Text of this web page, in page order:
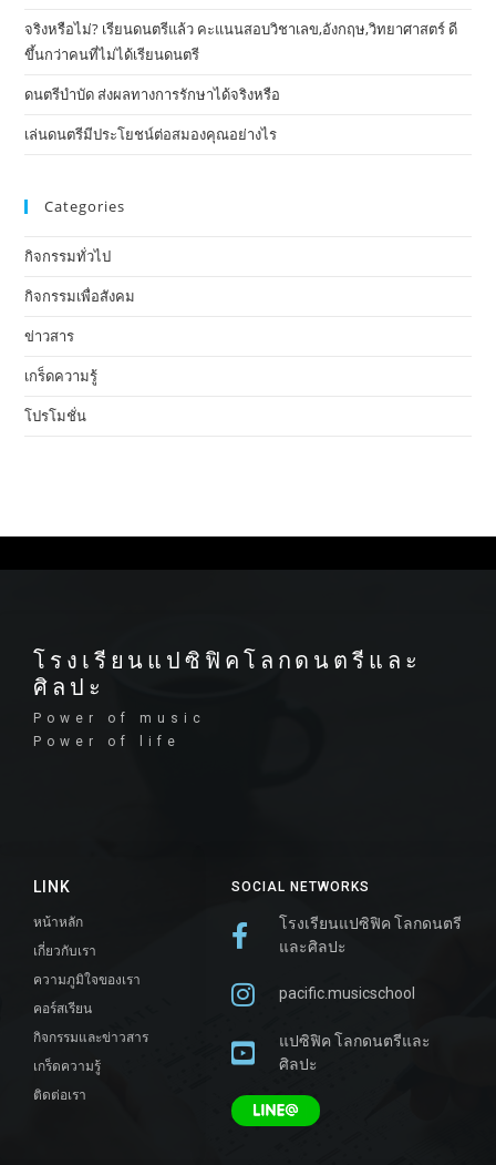
จริงหรือไม่? เรียนดนตรีแล้ว คะแนนสอบวิชาเลข,อังกฤษ,วิทยาศาสตร์ ดี
ขึ้นกว่าคนที่ไม่ได้เรียนดนตรี
ดนตรีบำบัด ส่งผลทางการรักษาได้จริงหรือ
เล่นดนตรีมีประโยชน์ต่อสมองคุณอย่างไร
Categories
กิจกรรมทั่วไป
กิจกรรมเพื่อสังคม
ข่าวสาร
เกร็ดความรู้
โปรโมชั่น
SOCIAL NETWORKS
โรงเรียนแปซิฟิค โลกดนตรี
และศิลปะ
pacific.musicschool
แปซิฟิค โลกดนตรีและ
ศิลปะ
LINK
หน้าหลัก
เกี่ยวกับเรา
ความภูมิใจของเรา
คอร์สเรียน
กิจกรรมและข่าวสาร
เกร็ดความรู้
ติดต่อเรา
โรงเรียนแปซิฟิคโลกดนตรีและ
ศิลปะ
Power of music
Power of life